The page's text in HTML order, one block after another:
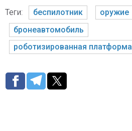
Теги: беспилотник оружие
бронеавтомобиль
роботизированная платформа